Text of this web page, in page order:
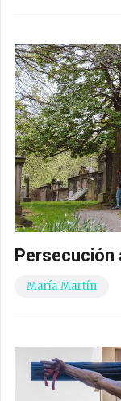
Persecución
María Martín